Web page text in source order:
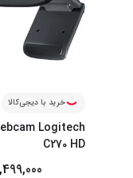
خرید با دیجی‌کالا
Logitech
C270 HD